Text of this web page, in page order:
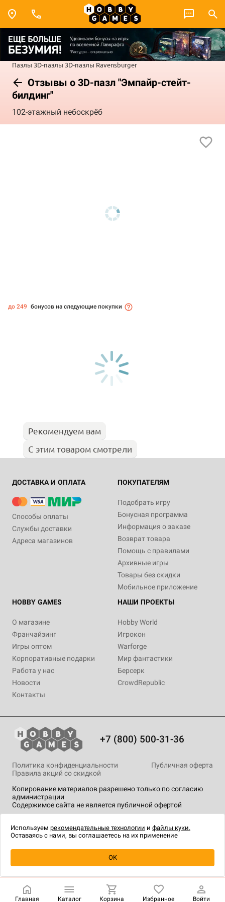
Пазлы 3D-пазлы 3D-пазлы Ravensburger
Отзывы о 3D-пазл "Эмпайр-стейт-
билдинг"
102-этажный небоскрёб
Купить| 2 490 ₽
до 249 бонусов на следующие покупки
Рекомендуем вам
С этим товаром смотрели
ДОСТАВКА И ОПЛАТА
Способы оплаты
Службы доставки
Адреса магазинов
ПОКУПАТЕЛЯМ
Подобрать игру
Бонусная программа
Информация о заказе
Возврат товара
Помощь с правилами
Архивные игры
Товары без скидки
Мобильное приложение
HOBBY GAMES
О магазине
Франчайзинг
Игры оптом
Корпоративные подарки
Работа у нас
Новости
Контакты
НАШИ ПРОЕКТЫ
Hobby World
Игрокон
Warforge
Мир фантастики
Берсерк
CrowdRepublic
+7 (800) 500-31-36
Копирование материалов разрешено только по согласию
администрации
Содержимое сайта не является публичной офертой
Политика конфиденциальности
Публичная оферта
Правила акций со скидкой
технологии.
Главная Каталог Корзина Избранное Войти
Используем рекомендательные технологии и файлы куки.
Оставаясь с нами, вы соглашаетесь на их применение
OK